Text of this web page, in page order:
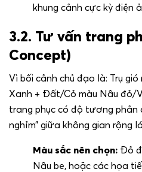
khung cảnh cực kỳ điện
3.2. Tư vấn trang
Concept)
Vì bối cảnh chủ đạo là: Trụ gió
Xanh + Đất/Cỏ màu Nâu đỏ/
trang phục có độ tương phản
nghỉm” giữa không gian rộng
Màu sắc nên chọn: Đỏ
Nâu be, hoặc các họa